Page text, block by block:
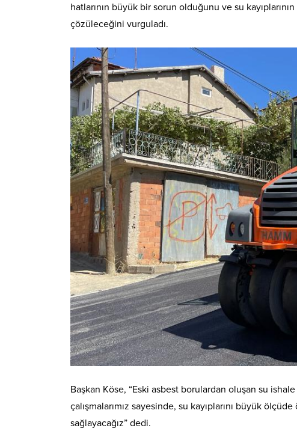
hatlarının büyük bir sorun olduğunu ve su
çözüleceğini vurguladı.
Başkan Köse, “Eski asbest borulardan oluşan su
çalışmalarımız sayesinde, su kayıplarını büyük
sağlayacağız” dedi.